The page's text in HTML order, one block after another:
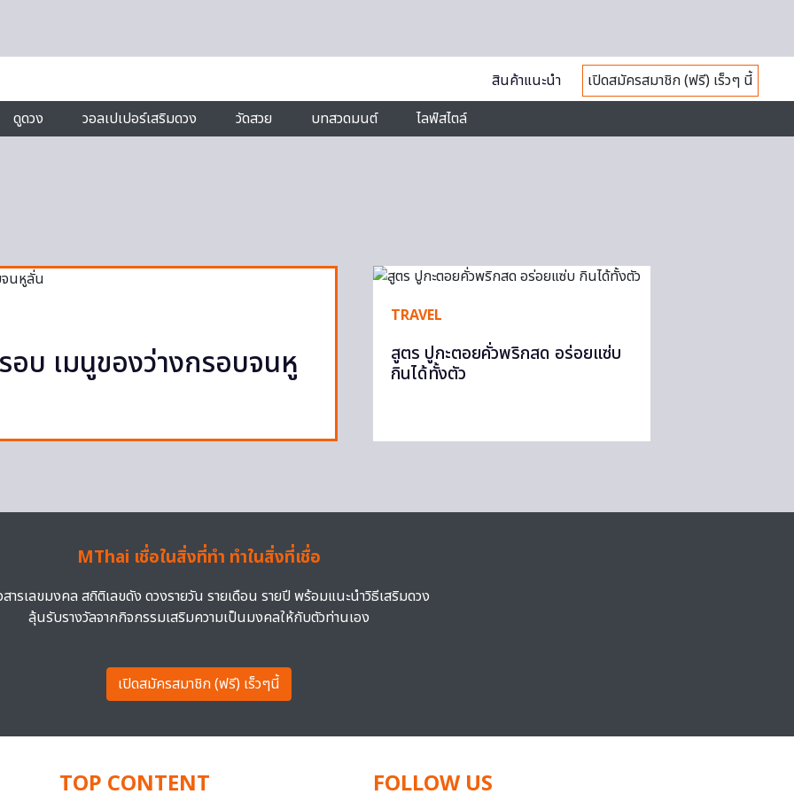
สินค้าแนะนำ
เปิดสมัครสมาชิก (ฟรี) เร็วๆ นี้
ดูดวง วอลเปเปอร์เสริมดวง วัดสวย บทสวดมนต์ ไลฟ์สไตล์
บ เมนูของว่างกรอบจนหู
TRAVEL
สูตร ปูกะตอยคั่วพริกสด อร่อยแซ่บ
กินได้ทั้งตัว
MThai เชื่อในสิ่งที่ทำ ทำในสิ่งที่เชื่อ
สารเลขมงคล สถิติเลขดัง ดวงรายวัน รายเดือน รายปี พร้อมแนะนำวิธีเสริมดวง
ลุ้นรับรางวัลจากกิจกรรมเสริมความเป็นมงคลให้กับตัวท่านเอง
เปิดสมัครสมาชิก (ฟรี) เร็วๆนี้
TOP CONTENT FOLLOW US